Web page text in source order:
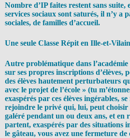
Nombre d’IP faites restent sans suite,
services sociaux sont saturés, il n’y a
sociales, de familles d’accueil.
Une seule Classe Répit en Ille-et-
Autre problématique dans
sur ses propres inscriptions d’élèves,
des élèves hautement perturbateurs
avec le projet de l’école » (tu
exaspérés par ces élèves ingérables,
rejoindre le privé qui, lui, peut choisir
galéré pendant un ou deux ans, et en
partent, exaspérés par des situations
le gâteau, vous avez une fermeture de